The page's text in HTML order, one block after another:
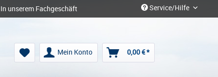
unserem Fachgeschäft Service/Hilfe
Mein Konto 0,00 € *